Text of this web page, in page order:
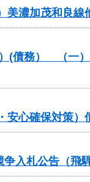
美濃加茂和良線
）(債務） （一
安心確保対策
入札公告（飛